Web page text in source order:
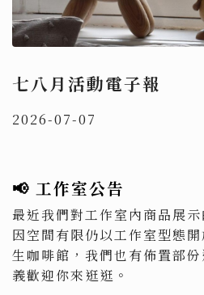
七八月活動電子報
2026-07-07
📢 工作室公告
最近我們對工作室內商品展示
因空間有限仍以工作室型態
生咖啡館，我們也有佈置部
義歡迎你來逛逛。